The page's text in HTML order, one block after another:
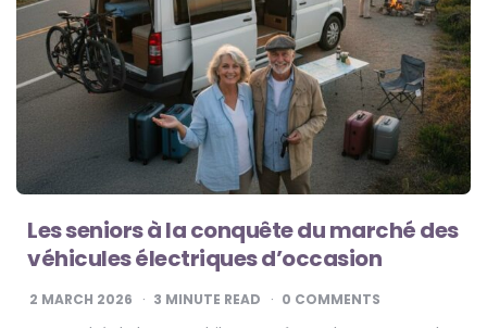
Les seniors à la conquête du marché des
véhicules électriques d’occasion
2 MARCH 2026 3 MINUTE READ 0 COMMENTS